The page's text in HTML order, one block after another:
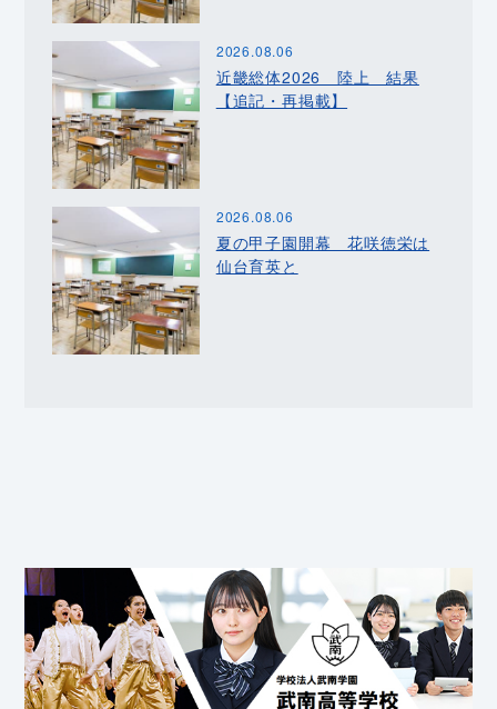
2026.08.06
近畿総体2026 陸上 結果
【追記・再掲載】
2026.08.06
夏の甲子園開幕 花咲徳栄は
仙台育英と